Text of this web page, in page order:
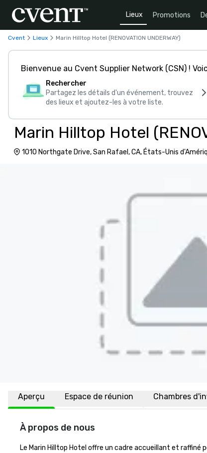
Lieux Promotions
Cvent Lieux Marin Hilltop Hotel (RENOVATION UNDERWAY)
Bienvenue au Cvent Supplier Network (CSN) !
Rechercher
Partagez les détails d'un événement, trouvez
des lieux et ajoutez-les à votre liste.
Marin Hilltop Hotel
1010 Northgate Drive, San Rafael, CA, États-Unis
Aperçu Espace de réunion Chambres
À propos de nous
Le Marin Hilltop Hotel offre un cadre accueillant et